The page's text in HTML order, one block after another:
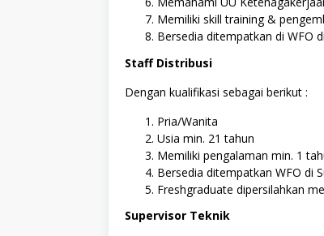
Memiliki skill training &
Bersedia ditempatkan di WFO
Staff Distribusi
Dengan kualifikasi sebagai berikut :
Pria/Wanita
Usia min. 21 tahun
Memiliki pengalaman min. 1
Bersedia ditempatkan WFO di
Freshgraduate dipersilahkan
Supervisor Teknik